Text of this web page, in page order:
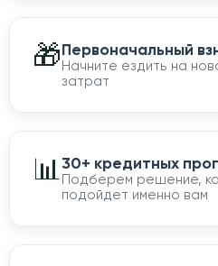
🎁Первоначальный
Начните ездить на
затрат
📊30+ кредитных
Подберем решение,
подойдет именно вам